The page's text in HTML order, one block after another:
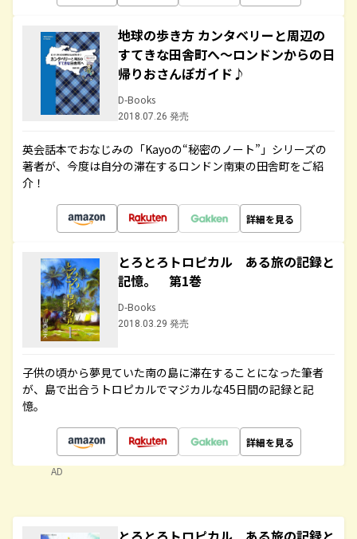
地球の歩き方 カンタベリーと周辺の
すてきな田舎町へ～ロンドンからの日
帰りおさんぽガイド♪
D-Books
2018.07.26 発売
英会話本でおなじみの「Kayoの“秘密のノート”」シリーズの
著者が、今度は自分の滞在するロンドン南東の田舎町をご紹
介！
詳細を見る
とろとろトロピカル ある旅の記録と
記憶。 第1巻
D-Books
2018.03.29 発売
子供の頃から夢見ていた南の島に滞在することになった筆者
が、島で出合うトロピカルでマジカルな45日間の記録と記
憶。
詳細を見る
AD